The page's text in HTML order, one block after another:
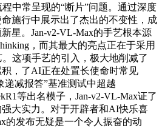
中常呈现的“断片”问题。通过深度
施行中展示出了杰出的不变性，成
星。Jan-v2-VL-Max的手艺根本源
，而其最大的亮点正在于采用
。这项手艺的引入，极大地削减了
，了AI正在处置长使命时常见
递减报答”基准测试中超越
等出名模子，Jan-v2-VL-Max证了
大实力。对于开辟者和AI快乐喜
的发布无疑是一个令人振奋的动